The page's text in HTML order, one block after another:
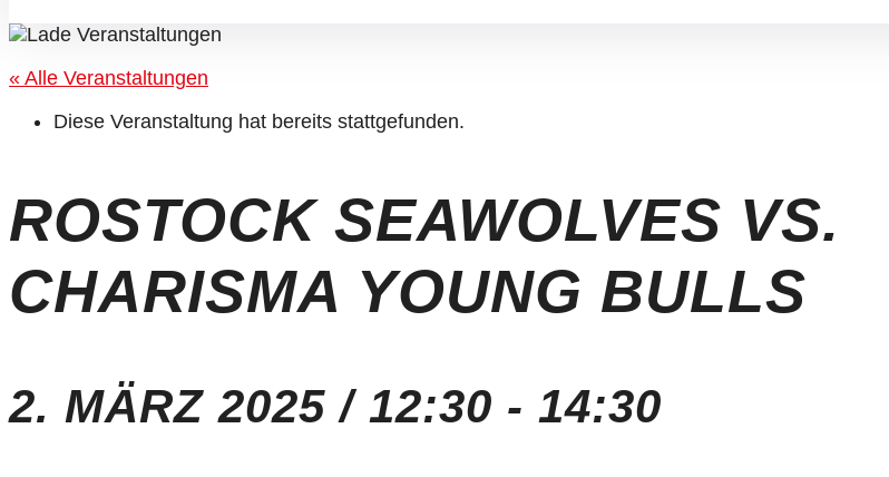
« Alle Veranstaltungen
Diese Veranstaltung hat bereits stattgefunden.
ROSTOCK SEAWOLVES VS.
CHARISMA YOUNG BULLS
2. MÄRZ 2025 / 12:30 - 14:30